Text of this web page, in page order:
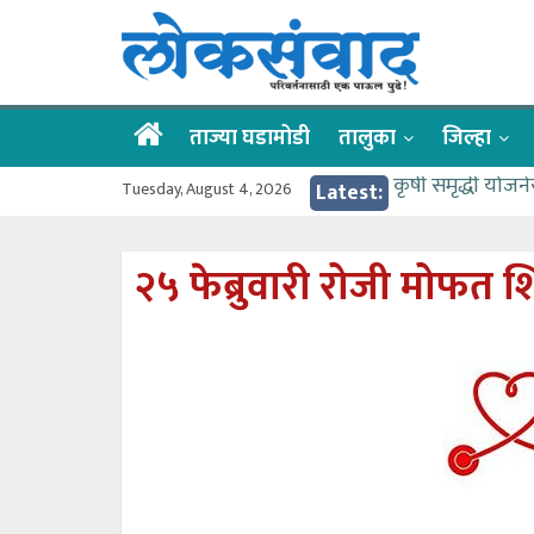
लोकसंवाद
ताज्या
घडामोडी
ताज्या घडामोडी तालुका जिल्हा
Tuesday, August 4, 2026 Latest: कृषी समृद्धी
गुरू पौर्णिमा
वाहतूक कोंडीत
गोदावरी
२५ फेब्रुवारी रोजी मोफत